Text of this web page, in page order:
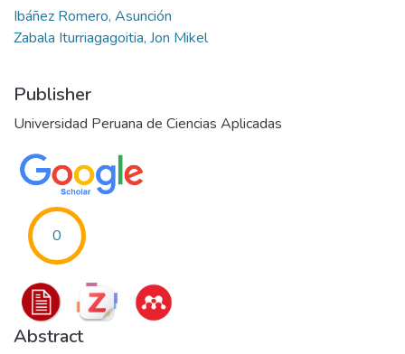
Ibáñez Romero, Asunción
Zabala Iturriagagoitia, Jon Mikel
Publisher
Universidad Peruana de Ciencias Aplicadas
0
Abstract